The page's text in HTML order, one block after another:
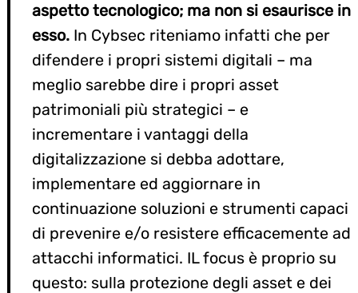
aspetto tecnologico; ma non si esaurisce in
esso. In Cybsec riteniamo infatti che per
difendere i propri sistemi digitali – ma
meglio sarebbe dire i propri asset
patrimoniali più strategici – e
incrementare i vantaggi della
digitalizzazione si debba adottare,
implementare ed aggiornare in
continuazione soluzioni e strumenti capaci
di prevenire e/o resistere efficacemente ad
attacchi informatici. IL focus è proprio su
questo: sulla protezione degli asset e dei